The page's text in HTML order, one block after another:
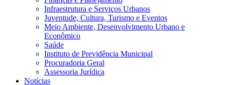
Infraestrutura e Serviços Urbanos
Juventude, Cultura, Turismo e Eventos
Meio Ambiente, Desenvolvimento Urbano e
Econômico
Saúde
Instituto de Previdência Municipal
Procuradoria Geral
Assessoria Jurídica
Notícias